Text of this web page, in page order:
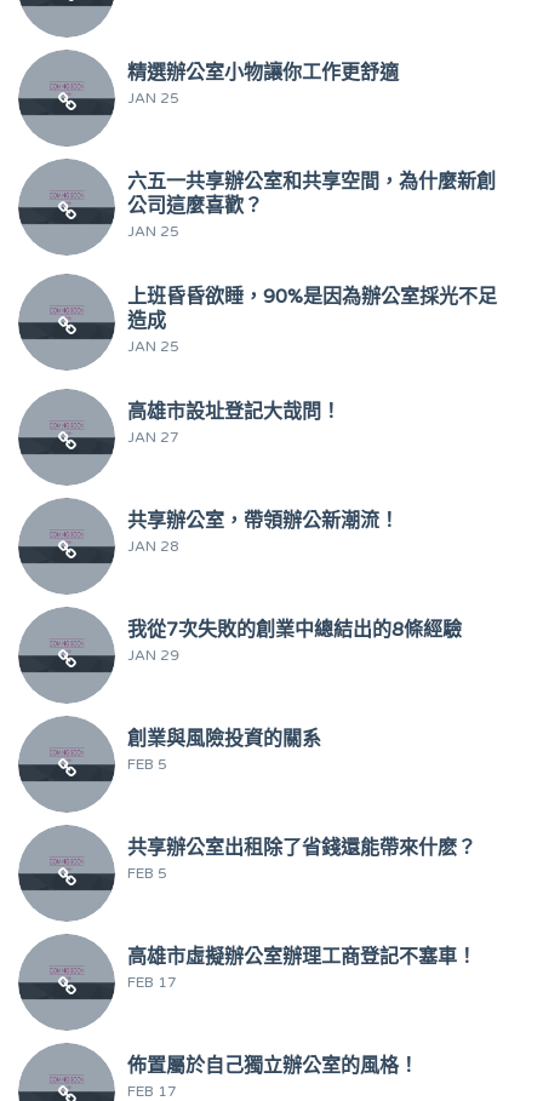
精選辦公室小物讓你工作更舒適
JAN 25
六五一共享辦公室和共享空間，為什麼新創
公司這麼喜歡？
JAN 25
上班昏昏欲睡，90%是因為辦公室採光不足
造成
JAN 25
高雄市設址登記大哉問！
JAN 27
共享辦公室，帶領辦公新潮流！
JAN 28
我從7次失敗的創業中總結出的8條經驗
JAN 29
創業與風險投資的關系
FEB 5
共享辦公室出租除了省錢還能帶來什麽？
FEB 5
高雄市虛擬辦公室辦理工商登記不塞車！
FEB 17
佈置屬於自己獨立辦公室的風格！
FEB 17